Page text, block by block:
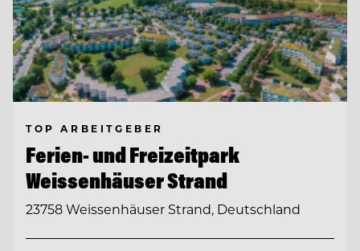
TOP ARBEITGEBER
Ferien- und Freizeitpark
Weissenhäuser Strand
23758 Weissenhäuser Strand, Deutschland